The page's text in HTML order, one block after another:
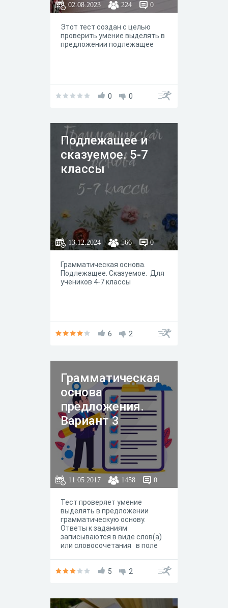
02.08.2023 224 0
Этот тест создан с целью
проверить умение выделять в
предложении подлежащее
0 0
Подлежащее и
сказуемое. 5-7
классы
13.12.2024 566 0
Грамматическая основа.
Подлежащее. Сказуемое. Для
учеников 4-7 классы
6 2
Грамматическая
основа
предложения.
Вариант 3
11.05.2017 1458 0
Тест проверяет умение
выделять в предложении
грамматическую основу.
Ответы к заданиям
записываются в виде слов(а)
или словосочетания в поле
5 2